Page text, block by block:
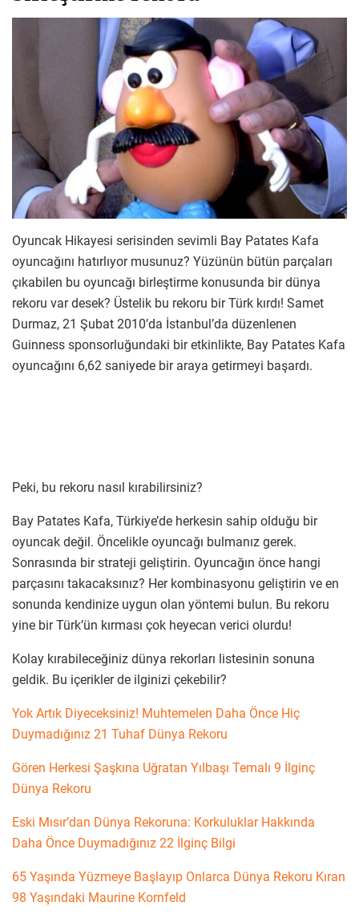
Oyuncak Hikayesi serisinden sevimli Bay Patates Kafa
oyuncağını hatırlıyor musunuz? Yüzünün bütün parçaları
çıkabilen bu oyuncağı birleştirme konusunda bir dünya
rekoru var desek? Üstelik bu rekoru bir Türk kırdı! Samet
Durmaz, 21 Şubat 2010’da İstanbul’da düzenlenen
Guinness sponsorluğundaki bir etkinlikte, Bay Patates Kafa
oyuncağını 6,62 saniyede bir araya getirmeyi başardı.
Peki, bu rekoru nasıl kırabilirsiniz?
Bay Patates Kafa, Türkiye’de herkesin sahip olduğu bir
oyuncak değil. Öncelikle oyuncağı bulmanız gerek.
Sonrasında bir strateji geliştirin. Oyuncağın önce hangi
parçasını takacaksınız? Her kombinasyonu geliştirin ve en
sonunda kendinize uygun olan yöntemi bulun. Bu rekoru
yine bir Türk’ün kırması çok heyecan verici olurdu!
Kolay kırabileceğiniz dünya rekorları listesinin sonuna
geldik. Bu içerikler de ilginizi çekebilir?
Yok Artık Diyeceksiniz! Muhtemelen Daha Önce Hiç
Duymadığınız 21 Tuhaf Dünya Rekoru
Gören Herkesi Şaşkına Uğratan Yılbaşı Temalı 9 İlginç
Dünya Rekoru
Eski Mısır’dan Dünya Rekoruna: Korkuluklar Hakkında
Daha Önce Duymadığınız 22 İlginç Bilgi
65 Yaşında Yüzmeye Başlayıp Onlarca Dünya Rekoru Kıran
98 Yaşındaki Maurine Kornfeld